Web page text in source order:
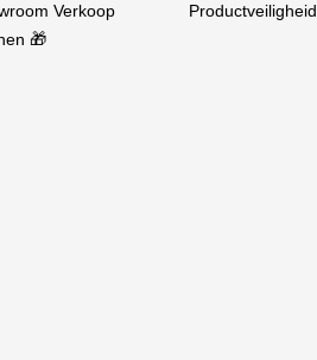
Verkoop
🎁
Productveiligheid